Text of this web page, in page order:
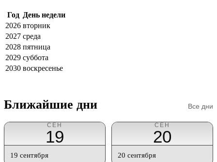
Год День недели
2026 вторник
2027 среда
2028 пятница
2029 суббота
2030 воскресенье
Ближайшие дни Все дни
СЕН
19
19 сентября
СЕН
20
20 сентября